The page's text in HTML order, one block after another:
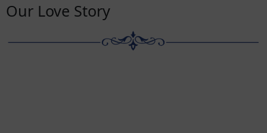
Our Love Story